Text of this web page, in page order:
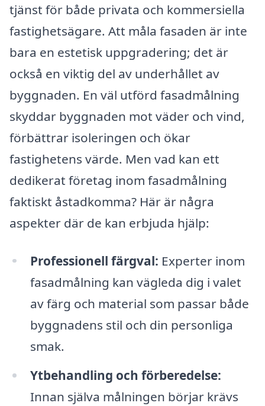
tjänst för både privata och kommersiella
fastighetsägare. Att måla fasaden är inte
bara en estetisk uppgradering; det är
också en viktig del av underhållet av
byggnaden. En väl utförd fasadmålning
skyddar byggnaden mot väder och vind,
förbättrar isoleringen och ökar
fastighetens värde. Men vad kan ett
dedikerat företag inom fasadmålning
faktiskt åstadkomma? Här är några
aspekter där de kan erbjuda hjälp:
Professionell färgval: Experter inom
fasadmålning kan vägleda dig i valet
av färg och material som passar både
byggnadens stil och din personliga
smak.
Ytbehandling och förberedelse:
Innan själva målningen börjar krävs